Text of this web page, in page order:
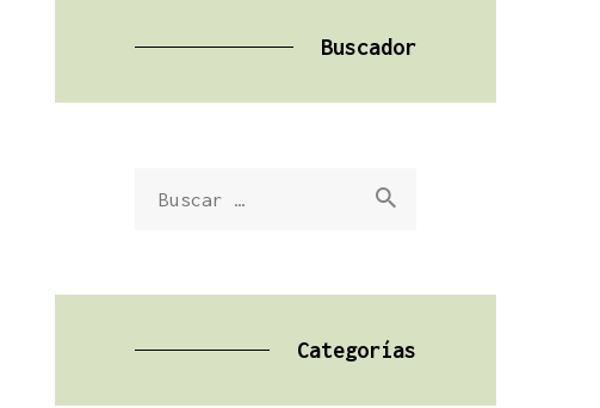
Buscador
Categorías